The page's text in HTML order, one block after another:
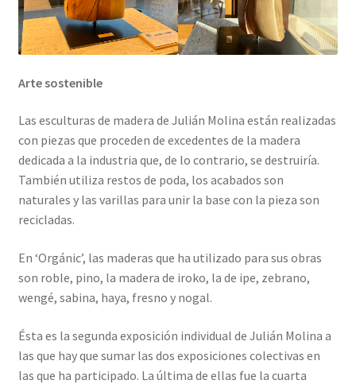
Arte sostenible
Las esculturas de madera de Julián Molina están realizadas
con piezas que proceden de excedentes de la madera
dedicada a la industria que, de lo contrario, se destruiría.
También utiliza restos de poda, los acabados son
naturales y las varillas para unir la base con la pieza son
recicladas.
En ‘Orgánic’, las maderas que ha utilizado para sus obras
son roble, pino, la madera de iroko, la de ipe, zebrano,
wengé, sabina, haya, fresno y nogal.
Ésta es la segunda exposición individual de Julián Molina a
las que hay que sumar las dos exposiciones colectivas en
las que ha participado. La última de ellas fue la cuarta